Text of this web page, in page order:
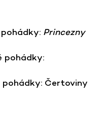
Princezny
pohádky:
pohádky: Čertoviny